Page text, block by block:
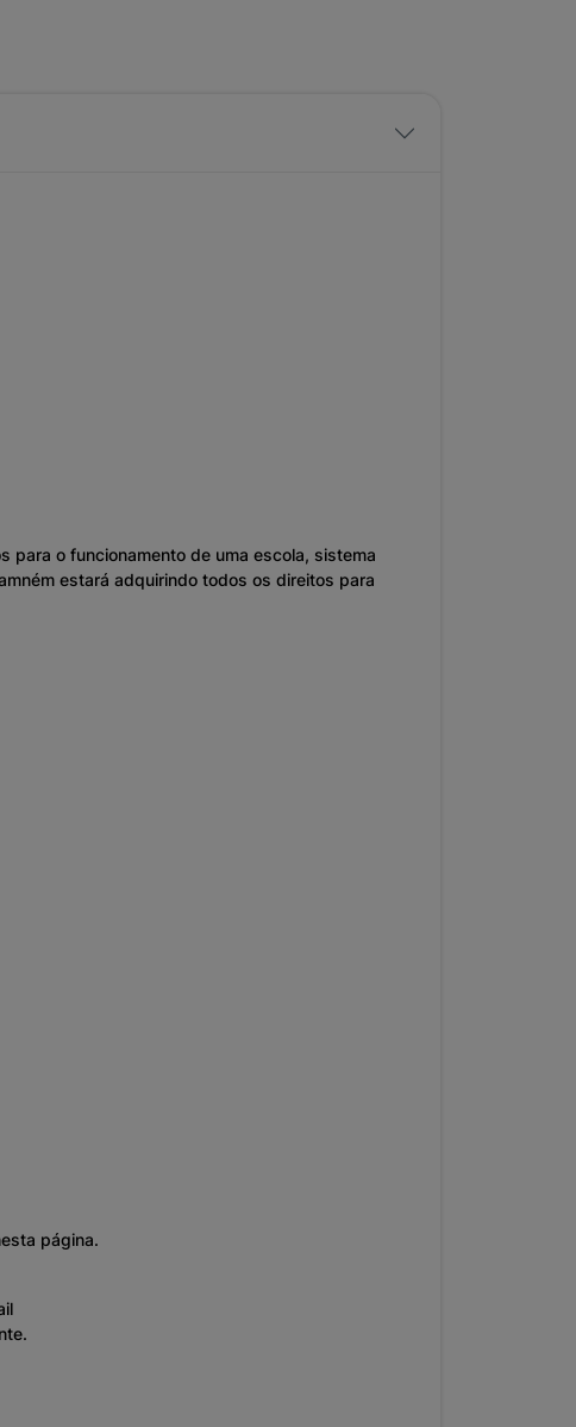
para o funcionamento de uma escola, sistema
estará adquirindo todos os direitos para
página.